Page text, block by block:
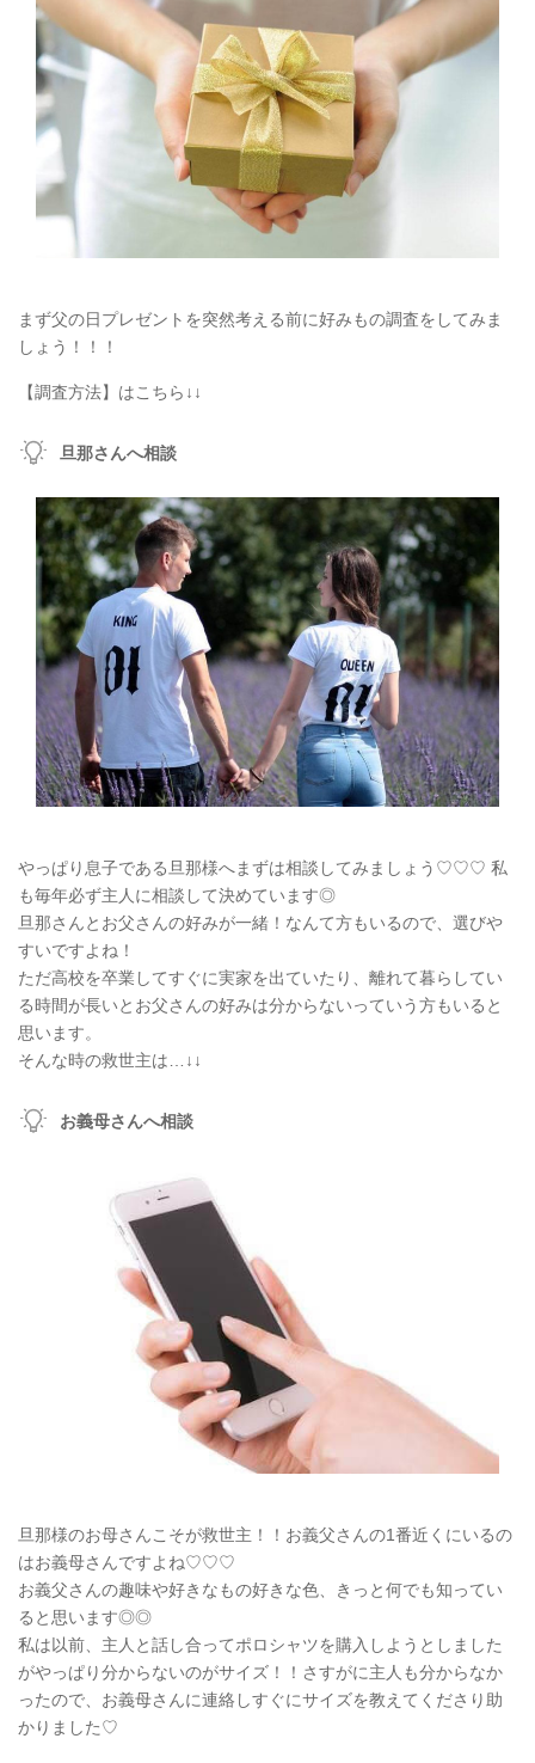
まず父の日プレゼントを突然考える前に好みもの調査をしてみま
しょう！！！
【調査方法】はこちら↓↓
旦那さんへ相談
やっぱり息子である旦那様へまずは相談してみましょう♡♡♡ 私
も毎年必ず主人に相談して決めています◎
旦那さんとお父さんの好みが一緒！なんて方もいるので、選びや
すいですよね！
ただ高校を卒業してすぐに実家を出ていたり、離れて暮らしてい
る時間が長いとお父さんの好みは分からないっていう方もいると
思います。
そんな時の救世主は…↓↓
お義母さんへ相談
旦那様のお母さんこそが救世主！！お義父さんの1番近くにいるの
はお義母さんですよね♡♡♡
お義父さんの趣味や好きなもの好きな色、きっと何でも知ってい
ると思います◎◎
私は以前、主人と話し合ってポロシャツを購入しようとしました
がやっぱり分からないのがサイズ！！さすがに主人も分からなか
ったので、お義母さんに連絡しすぐにサイズを教えてくださり助
かりました♡